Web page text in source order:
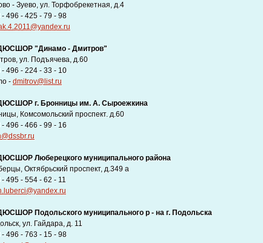
- Зуево, ул. Торфобрекетная, д.4
496 - 425 - 79 - 98
"Динамо - Дмитров"
ул. Подъячева, д.60
496 - 224 - 33 - 10
- dmitrov@list.ru
г. Бронницы им. А. Сыроежкина
Комсомольский проспект. д.60
496 - 466 - 99 - 16
Люберецкого муниципального района
Октябрьский проспект, д.349 а
495 - 554 - 62 - 11
Подольского муниципального р - на г. Подольска
ул. Гайдара, д. 11
496 - 763 - 15 - 98